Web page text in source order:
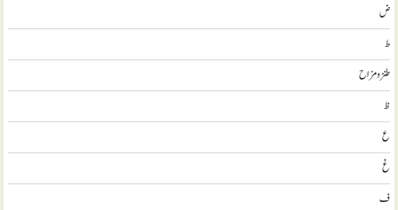
ض
ط
طنز و مزاح
ظ
ع
غ
ف